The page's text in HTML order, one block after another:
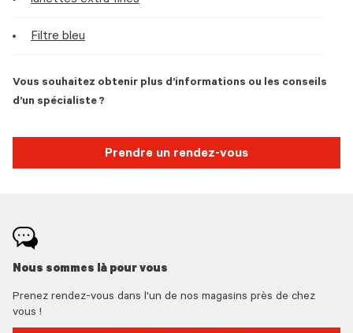
Filtre bleu
Vous souhaitez obtenir plus d’informations ou les conseils
d’un spécialiste ?
Prendre un rendez-vous
Nous sommes là pour vous
Prenez rendez-vous dans l'un de nos magasins près de chez
vous !